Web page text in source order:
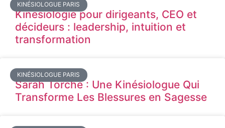
KINÉSIOLOGUE PARIS
Kinésiologie pour dirigeants, CEO et
décideurs : leadership, intuition et
transformation
KINÉSIOLOGUE PARIS
Sarah Torche : Une Kinésiologue Qui
Transforme Les Blessures en Sagesse